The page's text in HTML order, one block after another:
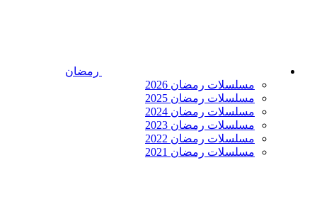
رمضان
مسلسلات رمضان 2026
مسلسلات رمضان 2025
مسلسلات رمضان 2024
مسلسلات رمضان 2023
مسلسلات رمضان 2022
مسلسلات رمضان 2021